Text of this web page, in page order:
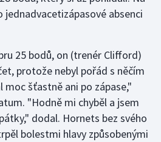
jednadvacetizápasové absenci
25 bodů, on (trenér Clifford)
protože nebyl pořád s něčím
moc šťastně ani po zápase,"
"Hodně mi chyběl a jsem
dodal. Hornets bez svého
bolestmi hlavy způsobenými